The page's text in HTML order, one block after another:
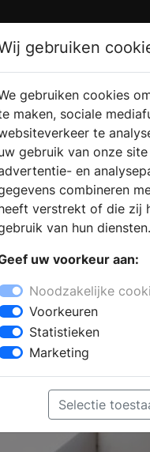
gebruiken
gebruiken cookies
maken, sociale
te
gebruik van onze
en
combineren
verstrekt of die zij
van hun diensten.
uw voorkeur aan:
Noodzakelijke
Voorkeuren
Statistieken
Marketing
Selectie